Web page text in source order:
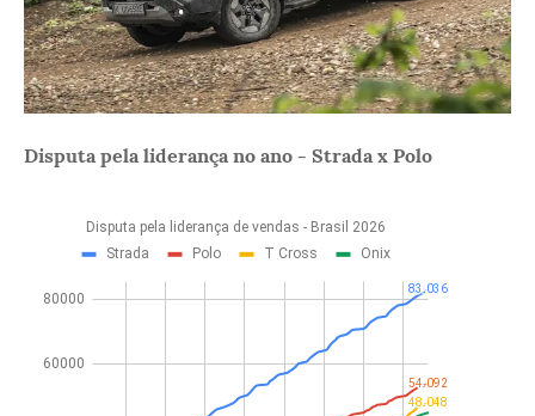
Disputa pela liderança no ano - Strada x Polo